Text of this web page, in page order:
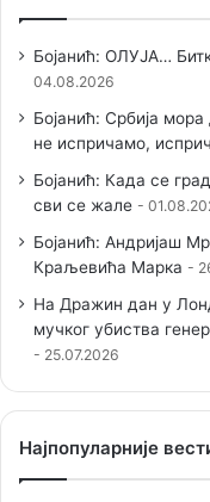
Бојанић: ОЛУЈА…
04.08.2026
Бојанић: Србија мора
не испричамо,
Бојанић: Када се
сви се жале
Бојанић: Андријаш
Краљевића Марка
На Дражин дан у
мучког убиства
25.07.2026
Наjпопуларније